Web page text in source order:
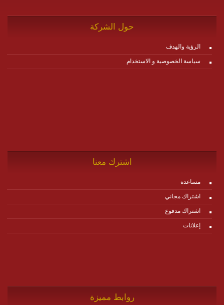
حول الشركة
الرؤية والهدف
سياسة الخصوصية و الاستخدام
اشترك معنا
مساعدة
اشتراك مجاني
اشتراك مدفوع
إعلانات
روابط مميزة